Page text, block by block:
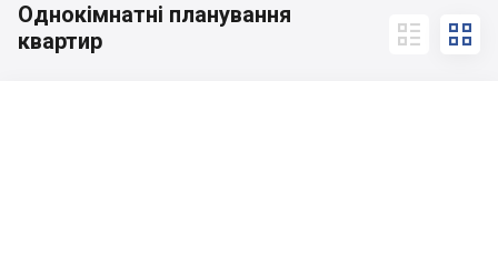
Однокімнатні планування
квартир
 